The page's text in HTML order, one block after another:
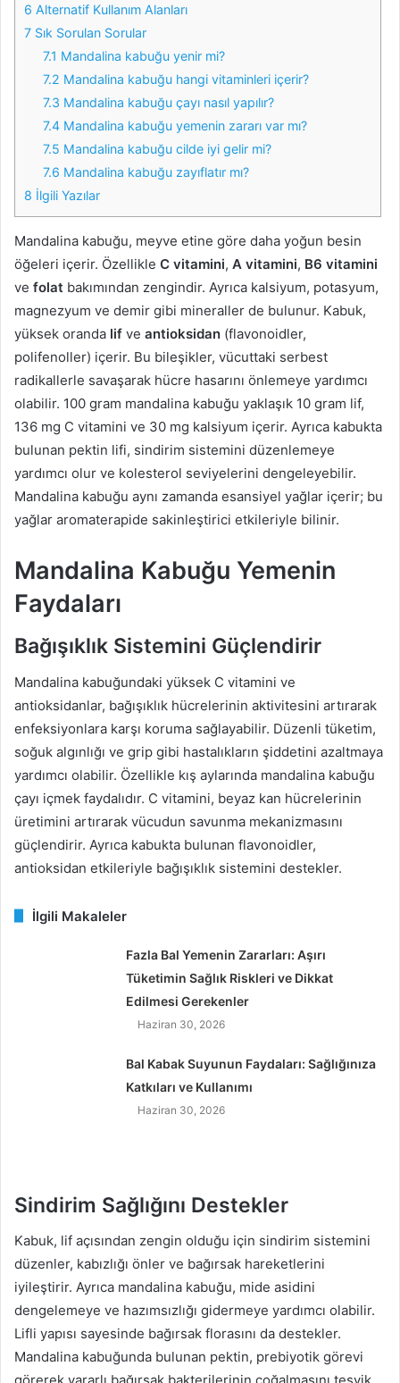
6 Alternatif Kullanım Alanları
7 Sık Sorulan Sorular
7.1 Mandalina kabuğu yenir mi?
7.2 Mandalina kabuğu hangi vitaminleri içerir?
7.3 Mandalina kabuğu çayı nasıl yapılır?
7.4 Mandalina kabuğu yemenin zararı var mı?
7.5 Mandalina kabuğu cilde iyi gelir mi?
7.6 Mandalina kabuğu zayıflatır mı?
8 İlgili Yazılar
Mandalina kabuğu, meyve etine göre daha yoğun besin
öğeleri içerir. Özellikle C vitamini, A vitamini, B6 vitamini
ve folat bakımından zengindir. Ayrıca kalsiyum, potasyum,
magnezyum ve demir gibi mineraller de bulunur. Kabuk,
yüksek oranda lif ve antioksidan (flavonoidler,
polifenoller) içerir. Bu bileşikler, vücuttaki serbest
radikallerle savaşarak hücre hasarını önlemeye yardımcı
olabilir. 100 gram mandalina kabuğu yaklaşık 10 gram lif,
136 mg C vitamini ve 30 mg kalsiyum içerir. Ayrıca kabukta
bulunan pektin lifi, sindirim sistemini düzenlemeye
yardımcı olur ve kolesterol seviyelerini dengeleyebilir.
Mandalina kabuğu aynı zamanda esansiyel yağlar içerir; bu
yağlar aromaterapide sakinleştirici etkileriyle bilinir.
Mandalina Kabuğu Yemenin
Faydaları
Bağışıklık Sistemini Güçlendirir
Mandalina kabuğundaki yüksek C vitamini ve
antioksidanlar, bağışıklık hücrelerinin aktivitesini artırarak
enfeksiyonlara karşı koruma sağlayabilir. Düzenli tüketim,
soğuk algınlığı ve grip gibi hastalıkların şiddetini azaltmaya
yardımcı olabilir. Özellikle kış aylarında mandalina kabuğu
çayı içmek faydalıdır. C vitamini, beyaz kan hücrelerinin
üretimini artırarak vücudun savunma mekanizmasını
güçlendirir. Ayrıca kabukta bulunan flavonoidler,
antioksidan etkileriyle bağışıklık sistemini destekler.
İlgili Makaleler
Fazla Bal Yemenin Zararları: Aşırı
Tüketimin Sağlık Riskleri ve Dikkat
Edilmesi Gerekenler
Haziran 30, 2026
Bal Kabak Suyunun Faydaları: Sağlığınıza
Katkıları ve Kullanımı
Haziran 30, 2026
Sindirim Sağlığını Destekler
Kabuk, lif açısından zengin olduğu için sindirim sistemini
düzenler, kabızlığı önler ve bağırsak hareketlerini
iyileştirir. Ayrıca mandalina kabuğu, mide asidini
dengelemeye ve hazımsızlığı gidermeye yardımcı olabilir.
Lifli yapısı sayesinde bağırsak florasını da destekler.
Mandalina kabuğunda bulunan pektin, prebiyotik görevi